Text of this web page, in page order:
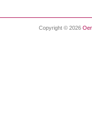
Copyright © 2026